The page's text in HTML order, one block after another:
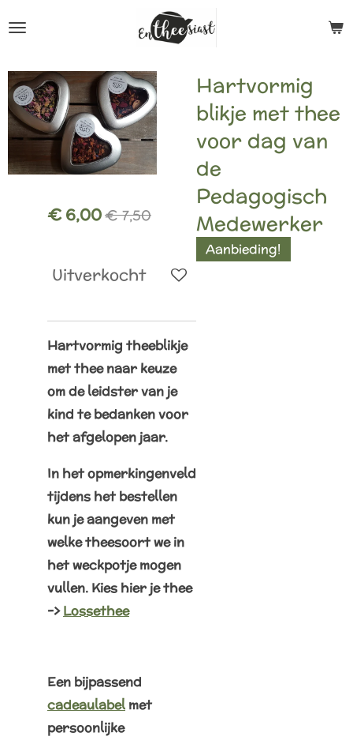
de
hoofdinhoud
Hartvormig
blikje met thee
voor dag van
de
Pedagogisch
Medewerker
Aanbieding!
€ 6,00€ 7,50
Uitverkocht
Hartvormig theeblikje
met thee naar keuze
om de leidster van je
kind te bedanken voor
het afgelopen jaar.
In het opmerkingenveld
tijdens het bestellen
kun je aangeven met
welke theesoort we in
het weckpotje mogen
vullen. Kies hier je thee
->Lossethee
Een bijpassend
cadeaulabel met
persoonlijke